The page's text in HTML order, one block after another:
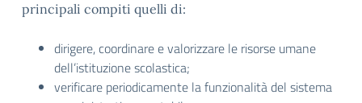
principali compiti quelli di:
dirigere, coordinare e valorizzare le risorse umane
dell’istituzione scolastica;
verificare periodicamente la funzionalità del sistema